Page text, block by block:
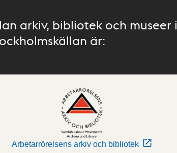
arkiv, bibliotek och museer i
är:
Arbetarrörelsens arkiv och bibliotek